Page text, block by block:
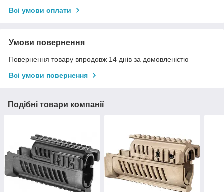
Всі умови оплати
Умови повернення
Повернення товару впродовж 14 днів за домовленістю
Всі умови повернення
Подібні товари компанії